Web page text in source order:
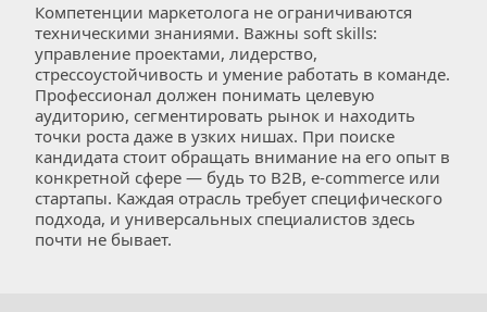
Компетенции маркетолога не ограничиваются
техническими знаниями. Важны soft skills:
управление проектами, лидерство,
стрессоустойчивость и умение работать в команде.
Профессионал должен понимать целевую
аудиторию, сегментировать рынок и находить
точки роста даже в узких нишах. При поиске
кандидата стоит обращать внимание на его опыт в
конкретной сфере — будь то B2B, e-commerce или
стартапы. Каждая отрасль требует специфического
подхода, и универсальных специалистов здесь
почти не бывает.